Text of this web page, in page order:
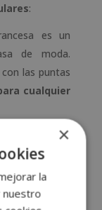
:
es un
de moda.
con las puntas
cualquier
largas y
buscan un
ideal para
que quieras
×
la
nuestro